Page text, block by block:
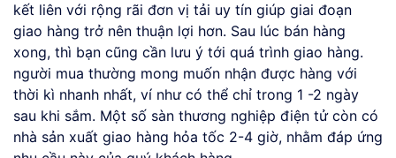
kết liên với rộng rãi đơn vị tải uy tín giúp giai đoạn
giao hàng trở nên thuận lợi hơn. Sau lúc bán hàng
xong, thì bạn cũng cần lưu ý tới quá trình giao hàng.
người mua thường mong muốn nhận được hàng với
thời kì nhanh nhất, ví như có thể chỉ trong 1 -2 ngày
sau khi sắm. Một số sàn thương nghiệp điện tử còn có
nhà sản xuất giao hàng hỏa tốc 2-4 giờ, nhằm đáp ứng